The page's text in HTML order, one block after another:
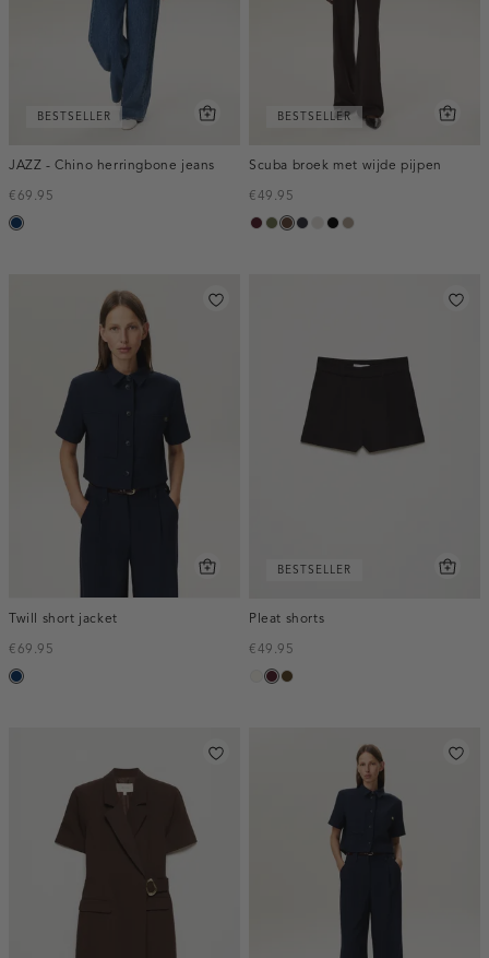
BESTSELLER
JAZZ - Chino herringbone jeans
€69.95
blauw,
BESTSELLER
Scuba broek met wijde pijpen
€49.95
pruim,
groen,
donkerbruin
blauw,
kitzwarttaupe,
Twill short jacket
€69.95
donkerblauw
BESTSELLER
Pleat shorts
€49.95
creme,
pruim,
toffee